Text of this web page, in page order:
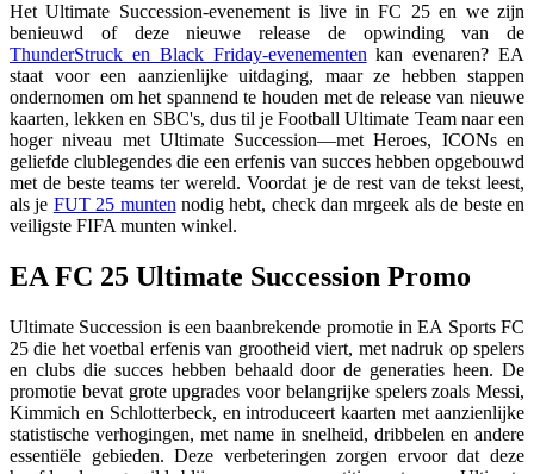
Het Ultimate Succession-evenement is live in FC 25 en we zijn
benieuwd of deze nieuwe release de opwinding van de
ThunderStruck en Black Friday-evenementen kan evenaren? EA
staat voor een aanzienlijke uitdaging, maar ze hebben stappen
ondernomen om het spannend te houden met de release van nieuwe
kaarten, lekken en SBC's, dus til je Football Ultimate Team naar een
hoger niveau met Ultimate Succession—met Heroes, ICONs en
geliefde clublegendes die een erfenis van succes hebben opgebouwd
met de beste teams ter wereld. Voordat je de rest van de tekst leest,
als je FUT 25 munten nodig hebt, check dan mrgeek als de beste en
veiligste FIFA munten winkel.
EA FC 25 Ultimate Succession Promo
Ultimate Succession is een baanbrekende promotie in EA Sports FC
25 die het voetbal erfenis van grootheid viert, met nadruk op spelers
en clubs die succes hebben behaald door de generaties heen. De
promotie bevat grote upgrades voor belangrijke spelers zoals Messi,
Kimmich en Schlotterbeck, en introduceert kaarten met aanzienlijke
statistische verhogingen, met name in snelheid, dribbelen en andere
essentiële gebieden. Deze verbeteringen zorgen ervoor dat deze